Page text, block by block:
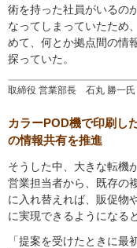
取締役 営業部長 石丸 勝一氏
術を持った社員がいるの
なってしまっていたため
めて、何とか拠点間の情
探っていた。
カラーPOD機で印刷し
の情報共有を推進
そうした中、大きな転機
営業担当者から、既存の
に入れ替えれば、販促物
に実現できるようになる
「提案を受けたときに最